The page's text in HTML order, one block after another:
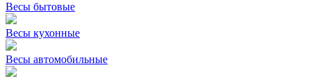
Весы бытовые
Весы кухонные
Весы автомобильные